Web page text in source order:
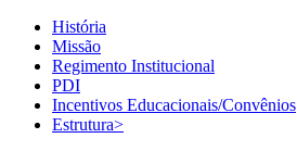
História
Missão
Regimento Institucional
PDI
Incentivos Educacionais/Convênios
Estrutura>